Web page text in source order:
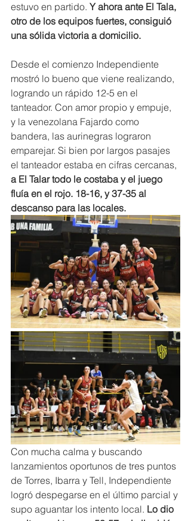
estuvo en partido. Y ahora ante El Tala,
otro de los equipos fuertes, consiguió
una sólida victoria a domicilio.
Desde el comienzo Independiente
mostró lo bueno que viene realizando,
logrando un rápido 12-5 en el
tanteador. Con amor propio y empuje,
y la venezolana Fajardo como
bandera, las aurinegras lograron
emparejar. Si bien por largos pasajes
el tanteador estaba en cifras cercanas,
a El Talar todo le costaba y el juego
fluía en el rojo. 18-16, y 37-35 al
descanso para las locales.
Con mucha calma y buscando
lanzamientos oportunos de tres puntos
de Torres, Ibarra y Tell, Independiente
logró despegarse en el último parcial y
supo aguantar los intento local. Lo dio